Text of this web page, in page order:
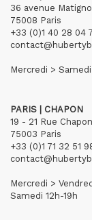
36 avenue
75008 Paris
+33 (0)1 40 28 04
Mercredi > Samedi
PARIS | CHAPON
19 - 21 Rue Chapon
75003 Paris
+33 (0)1 71 32 51
Mercredi >
Samedi 12h-19h